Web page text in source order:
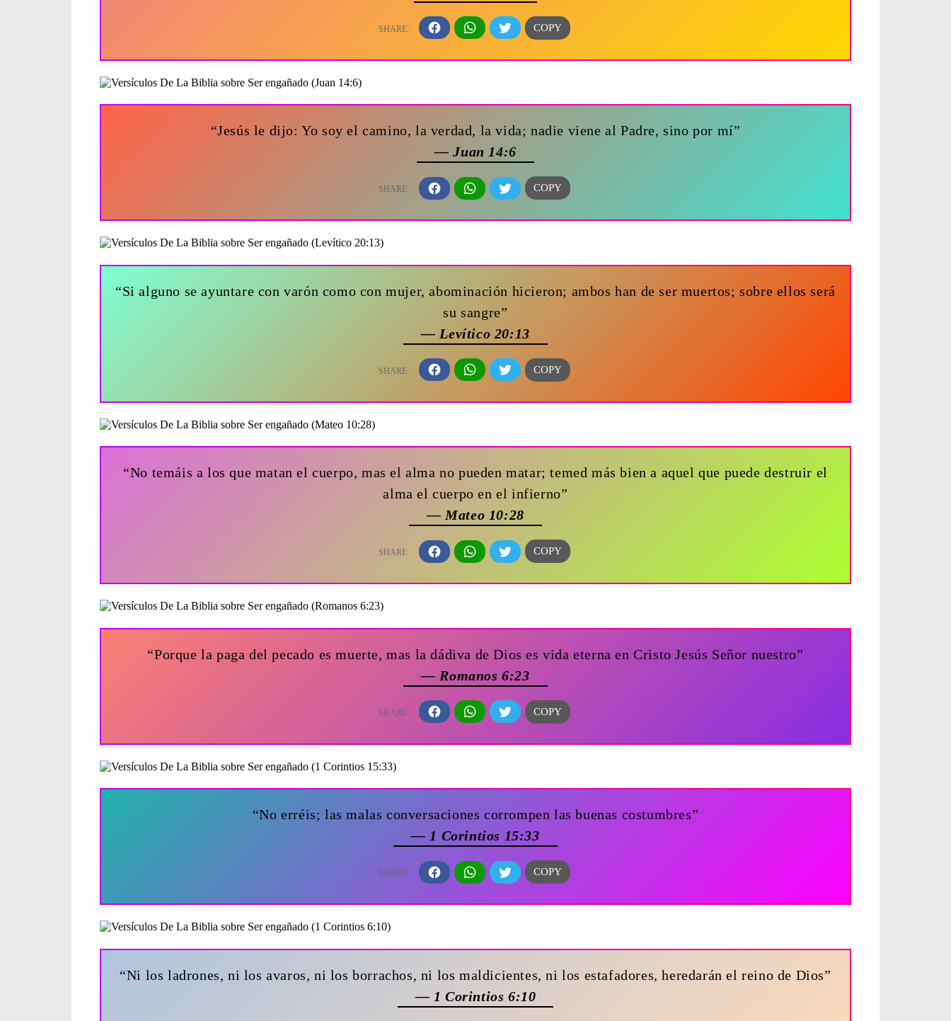
“Jesús le dijo: Yo soy el camino, la verdad, la vida; nadie viene al Padre, sino por mí”
— Juan 14:6
“Si alguno se ayuntare con varón como con mujer, abominación hicieron; ambos han de ser muertos; sobre ellos será
su sangre”
— Levítico 20:13
“No temáis a los que matan el cuerpo, mas el alma no pueden matar; temed más bien a aquel que puede destruir el
alma el cuerpo en el infierno”
— Mateo 10:28
“Porque la paga del pecado es muerte, mas la dádiva de Dios es vida eterna en Cristo Jesús Señor nuestro”
— Romanos 6:23
“No erréis; las malas conversaciones corrompen las buenas costumbres”
— 1 Corintios 15:33
“Ni los ladrones, ni los avaros, ni los borrachos, ni los maldicientes, ni los estafadores, heredarán el reino de Dios”
— 1 Corintios 6:10